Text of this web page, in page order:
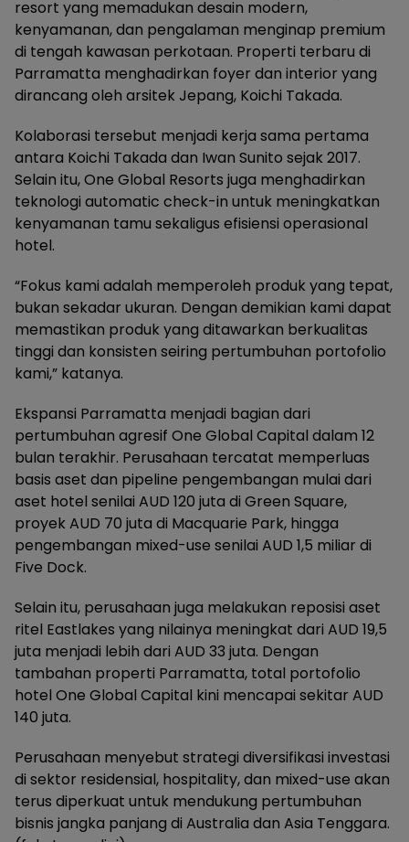
resort yang memadukan desain modern,
kenyamanan, dan pengalaman menginap premium
di tengah kawasan perkotaan. Properti terbaru di
Parramatta menghadirkan foyer dan interior yang
dirancang oleh arsitek Jepang, Koichi Takada.
Kolaborasi tersebut menjadi kerja sama pertama
antara Koichi Takada dan Iwan Sunito sejak 2017.
Selain itu, One Global Resorts juga menghadirkan
teknologi automatic check-in untuk meningkatkan
kenyamanan tamu sekaligus efisiensi operasional
hotel.
“Fokus kami adalah memperoleh produk yang tepat,
bukan sekadar ukuran. Dengan demikian kami dapat
memastikan produk yang ditawarkan berkualitas
tinggi dan konsisten seiring pertumbuhan portofolio
kami,” katanya.
Ekspansi Parramatta menjadi bagian dari
pertumbuhan agresif One Global Capital dalam 12
bulan terakhir. Perusahaan tercatat memperluas
basis aset dan pipeline pengembangan mulai dari
aset hotel senilai AUD 120 juta di Green Square,
proyek AUD 70 juta di Macquarie Park, hingga
pengembangan mixed-use senilai AUD 1,5 miliar di
Five Dock.
Selain itu, perusahaan juga melakukan reposisi aset
ritel Eastlakes yang nilainya meningkat dari AUD 19,5
juta menjadi lebih dari AUD 33 juta. Dengan
tambahan properti Parramatta, total portofolio
hotel One Global Capital kini mencapai sekitar AUD
140 juta.
Perusahaan menyebut strategi diversifikasi investasi
di sektor residensial, hospitality, dan mixed-use akan
terus diperkuat untuk mendukung pertumbuhan
bisnis jangka panjang di Australia dan Asia Tenggara.